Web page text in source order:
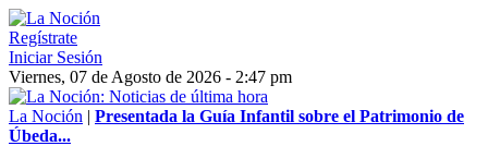
Regístrate
Iniciar Sesión
Viernes, 07 de Agosto de 2026 - 2:47 pm
La Noción | Presentada la Guía Infantil sobre el Patrimonio de
Úbeda...